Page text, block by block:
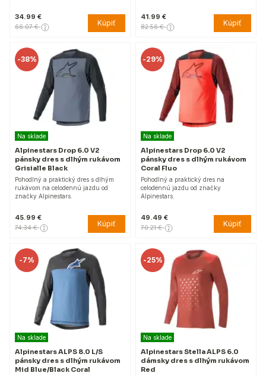
34.99 €
66.07 € Kúpiť
41.99 €
82.56 € Kúpiť
-38%
Na sklade
Alpinestars Drop 6.0 V2
pánsky dres s dlhým rukávom
Grisialle Black
Pohodlný a praktický dres s dlhým
rukávom na celodennú jazdu od
značky Alpinestars.
45.99 €
74.34 € Kúpiť
-29%
Na sklade
Alpinestars Drop 6.0 V2
pánsky dres s dlhým rukávom
Coral Fluo
Pohodlný a praktický dres na
celodennú jazdu od značky
Alpinestars.
49.49 €
70.21 € Kúpiť
-7%
Na sklade
Alpinestars ALPS 8.0 L/S
pánsky dres s dlhým rukávom
Mid Blue/Black Coral
-25%
Na sklade
Alpinestars Stella ALPS 6.0
dámsky dres s dlhým rukávom
Red